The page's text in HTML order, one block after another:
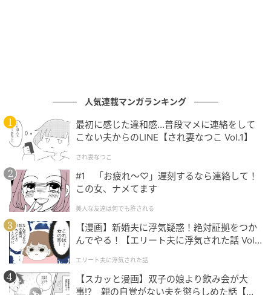
渡辺さんから「トトロから来てるってことですか？」
と問われ、「半分くらい」と微笑みながら返答。もう
半分は「お父さんの『と』、父ちゃんの『と』」と、
言葉の由来を種明かししました。
「まさか生きてる間に聞けるとは！ほんまにありがと
うございます！」と、渡辺さんやスタジオメンバーは
感激しきり。「これめっちゃ攻めた質問」「これはエ
グいです！」と、スタジオもSNSも盛り上がるエピソ
ードとなりました。
人気連載マンガランキング
最初に感じた違和感…普段マメに連絡をして
こない夫からのLINE【され妻なつこ Vol.1】
され妻なつこ
#1 「お疲れ〜♡」遅刻するなら連絡して！
この女、ナメてます
美人な友達は何でも許される
【漫画】新婚夫に浮気疑惑！絶対証拠をつか
んでやる！【エリート夫に浮気された話 Vol.
エリート夫に浮気された話
【スカッと漫画】双子の娘より飲み会が大
事!? 親の自覚がない夫を懲らしめた話【第1